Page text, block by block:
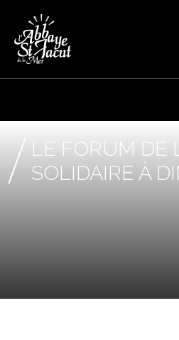
LE FORUM DE
SOLIDAIRE À